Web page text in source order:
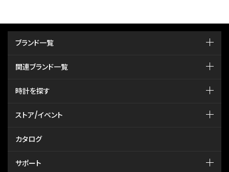
ブランド一覧
関連ブランド一覧
時計を探す
ストア/イベント
カタログ
サポート